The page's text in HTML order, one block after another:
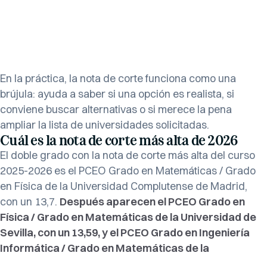
En la práctica, la nota de corte funciona como una
brújula: ayuda a saber si una opción es realista, si
conviene buscar alternativas o si merece la pena
ampliar la lista de universidades solicitadas.
Cuál es la nota de corte más alta de 2026
El doble grado con la nota de corte más alta del curso
2025-2026 es el PCEO Grado en Matemáticas / Grado
en Física de la Universidad Complutense de Madrid,
con un 13,7. Después aparecen el PCEO Grado en
Física / Grado en Matemáticas de la Universidad de
Sevilla, con un 13,59, y el PCEO Grado en Ingeniería
Informática / Grado en Matemáticas de la